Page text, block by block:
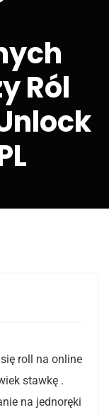
Ról
roll na online
stawkę .
na jednoręki